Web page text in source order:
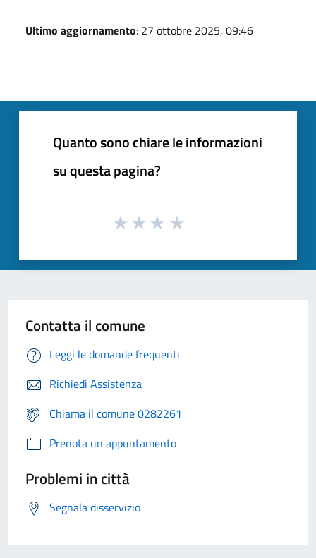
Ultimo aggiornamento: 27 ottobre 2025, 09:46
Quanto sono chiare le informazioni
su questa pagina?
Contatta il comune
Leggi le domande frequenti
Richiedi Assistenza
Chiama il comune 0282261
Prenota un appuntamento
Problemi in città
Segnala disservizio